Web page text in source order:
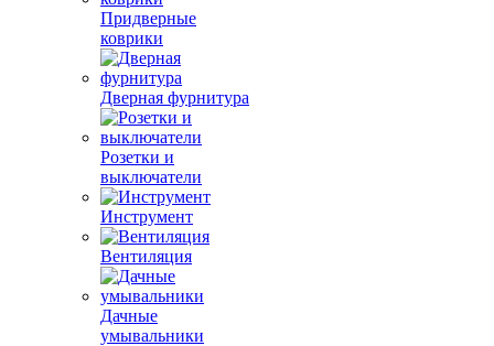
Придверные
коврики
Дверная фурнитура
Розетки и
выключатели
Инструмент
Вентиляция
Дачные
умывальники